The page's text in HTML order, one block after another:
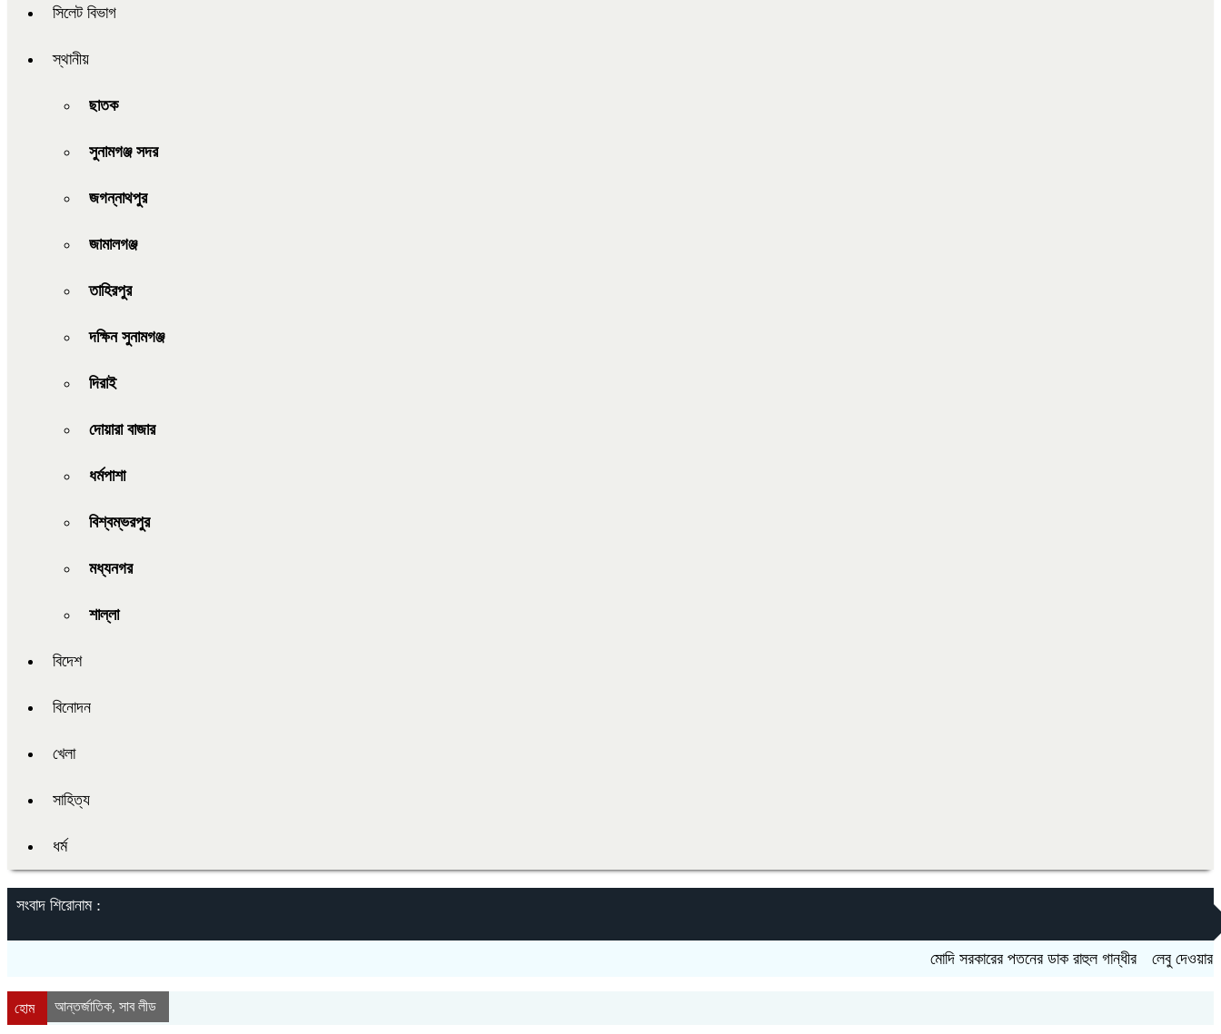
সিলেট বিভাগ
স্থানীয়
ছাতক
সুনামগঞ্জ সদর
জগন্নাথপুর
জামালগঞ্জ
তাহিরপুর
দক্ষিন সুনামগঞ্জ
দিরাই
দোয়ারা বাজার
ধর্মপাশা
বিশ্বম্ভরপুর
মধ্যনগর
শাল্লা
বিদেশ
বিনোদন
খেলা
সাহিত্য
ধর্ম
সংবাদ শিরোনাম :
মোদি সরকারের পতনের ডাক রাহুল গান্ধীর লেবু দেওয়ার কথা বলে
হোম আন্তর্জাতিক, সাব লীড